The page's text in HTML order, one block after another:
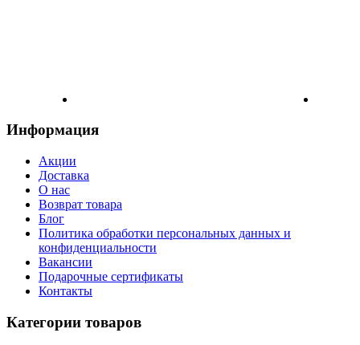
Информация
Акции
Доставка
О нас
Возврат товара
Блог
Политика обработки персональных данных и
конфиденциальности
Вакансии
Подарочные сертификаты
Контакты
Категории товаров